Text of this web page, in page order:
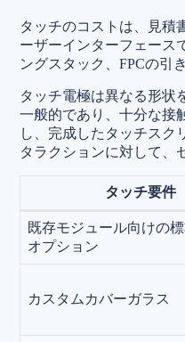
タッチのコストは、見積
ーザーインターフェース
ングスタック、FPCの引
タッチ電極は異なる形状
一般的であり、十分な接
し、完成したタッチスク
タラクションに対して、
タッチ要件
既存モジュール向けの
オプション
カスタムカバーガラス